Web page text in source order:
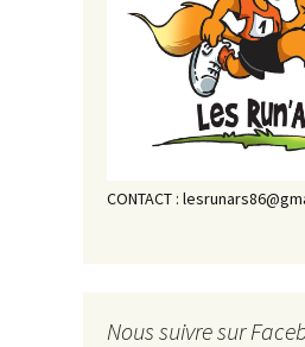
CONTACT :
Nous suivre sur